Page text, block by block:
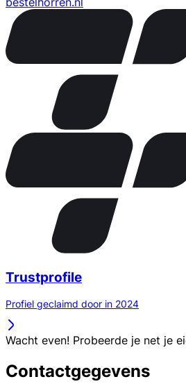
Trustprofile
Profiel geclaimd door in 2024
Wacht even! Probeerde je net je
Contactgegevens